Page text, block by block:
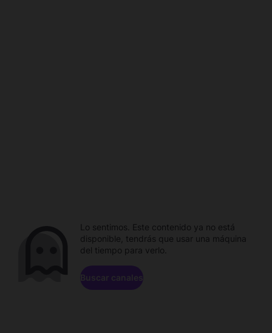
Lo sentimos. Este contenido ya no está
disponible, tendrás que usar una máquina
del tiempo para verlo.
Buscar canales